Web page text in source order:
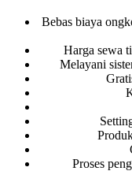
Bebas biaya
Harga sewa
Melayani
Proses